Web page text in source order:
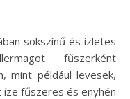
sokszínű és ízletes
fűszerként
mint például levesek,
íze fűszeres és enyhén